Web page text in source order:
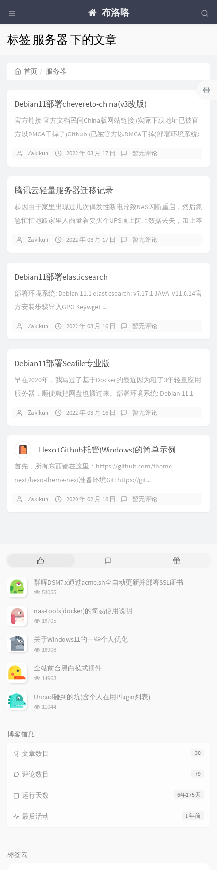
布洛咯
标签 服务器 下的文章
首页 服务器
Debian11部署chevereto-china(v3改版)
官方链接 官方文档民间China版网站链接 (实际下载地址已被官
方以DMCA干掉了)Github (已被官方以DMCA干掉)部署环境系统:
Zakikun 2022 年 03 月 17 日 暂无评论
腾讯云轻量服务器迁移记录
起因由于家里出现过几次偶发性断电导致NAS闪断重启，然后急
急忙忙地跟家里人商量着要买个UPS顶上防止数据丢失，加上本
Zakikun 2022 年 03 月 17 日 暂无评论
Debian11部署elasticsearch
部署环境系统: Debian 11.1 elasticsearch: v7.17.1 JAVA: v11.0.14官
方安装步骤导入GPG Keywget ...
Zakikun 2022 年 03 月 16 日 暂无评论
Debian11部署Seafile专业版
早在2020年，我写过了基于Docker的最近因为租了3年轻量应用
服务器，顺便就把网盘也搬过来。部署环境系统: Debian 11.1
Zakikun 2022 年 03 月 16 日 暂无评论
Hexo+Github托管(Windows)的简单示例
首先，所有东西都在这里：https://github.com/theme-
next/hexo-theme-next准备环境Git: https://git...
Zakikun 2020 年 02 月 18 日 暂无评论
热
文
章
评
论
随
文
群晖DSM7.x通过acme.sh全自动更新并部署SSL证书
浏
次
53055
nas-tools(docker)的简易使用说明
浏
次
数:
19705
关于Windows11的一些个人优化
浏
次
数:
18908
全站前台黑白模式插件
浏
次
14963
Unraid碰到的坑(含个人在用Plugin列表)
浏
11044
博客信息
30
文章数目
79
评论数目
6年175天
运行天数
1 年前
最后活动
标签云